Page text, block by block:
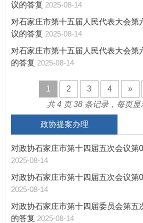
议的答复 2025-08-14
对石家庄市第十五届人民代表大会第
议的答复 2025-08-14
对石家庄市第十五届人民代表大会第
的答复 2025-08-14
1 2 3 4 »
共 4 页 38 条记录，每页显
政协提案办理
对政协石家庄市第十四届五次会议第
2025-08-14
对政协石家庄市第十四届五次会议第
2025-08-14
对政协石家庄市第十四届委员会第五
的答复 2025-08-14